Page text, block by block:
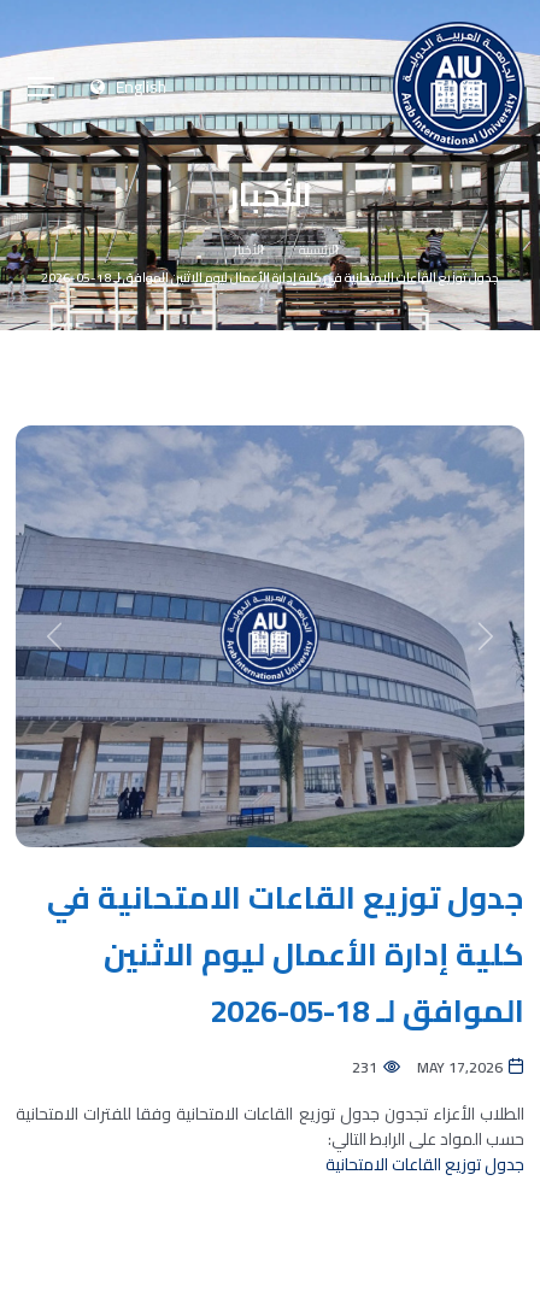
English
الأخبار
الرئيسية
الأخبار
جدول توزيع القاعات الامتحانية في كلية إدارة الأعمال ليوم الاثنين الموافق لـ 18-05-2026
Previous
Next
جدول توزيع القاعات الامتحانية في
كلية إدارة الأعمال ليوم الاثنين
الموافق لـ 18-05-2026
MAY 17,2026
231
الطلاب الأعزاء تجدون جدول توزيع القاعات الامتحانية وفقا للفترات الامتحانية
حسب المواد على الرابط التالي:
جدول توزيع القاعات الامتحانية